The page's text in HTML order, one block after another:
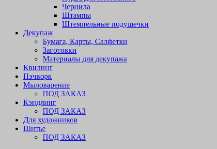
Чернила
Штампы
Штемпельные подушечки
Декупаж
Бумага, Карты, Салфетки
Заготовки
Материалы для декупажа
Квилинг
Пэчворк
Мыловарение
ПОД ЗАКАЗ
Кэндлинг
ПОД ЗАКАЗ
Для художников
Шитье
ПОД ЗАКАЗ